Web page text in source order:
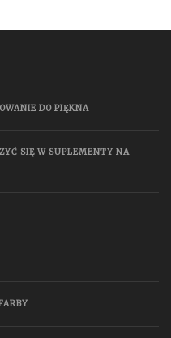
DO PIĘKNA
SIĘ W SUPLEMENTY NA